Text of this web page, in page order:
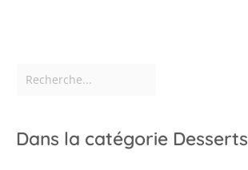
Dans la catégorie Desserts